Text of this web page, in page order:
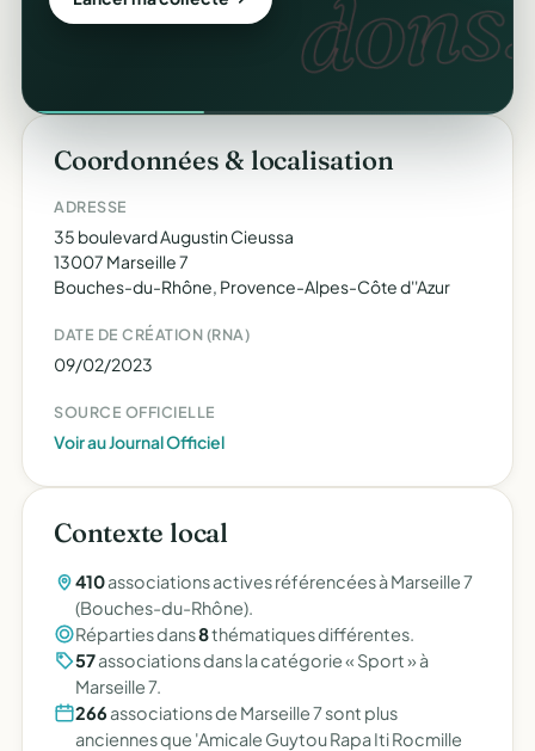
Coordonnées & localisation
ADRESSE
35 boulevard Augustin Cieussa
13007 Marseille 7
Bouches-du-Rhône, Provence-Alpes-Côte d''Azur
DATE DE CRÉATION (RNA)
09/02/2023
SOURCE OFFICIELLE
Voir au Journal Officiel
Contexte local
410associations actives référencées à Marseille 7
(Bouches-du-Rhône).
Réparties dans8thématiques différentes.
57associations dans la catégorie « Sport » à
Marseille 7.
266 associations de Marseille 7 sont plus
anciennes que 'Amicale Guytou Rapa Iti Rocmille